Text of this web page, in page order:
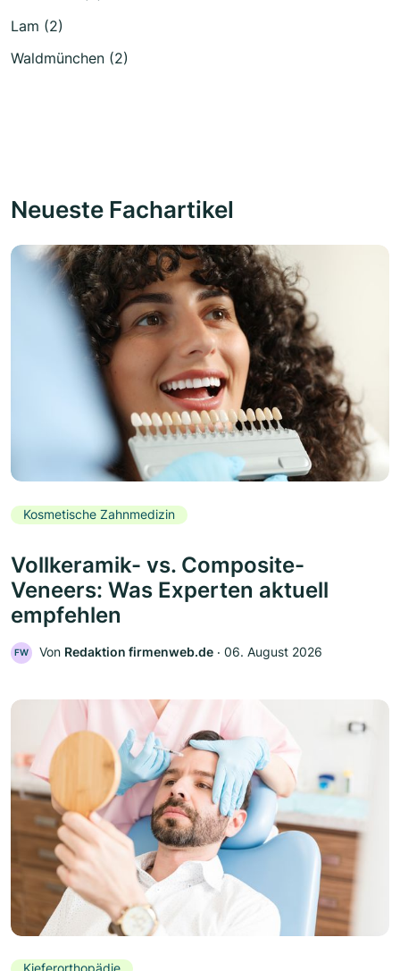
Lam (2)
Waldmünchen (2)
Neueste Fachartikel
Kosmetische Zahnmedizin
Vollkeramik- vs. Composite-
Veneers: Was Experten aktuell
empfehlen
FW Von Redaktion firmenweb.de ‧ 06. August 2026